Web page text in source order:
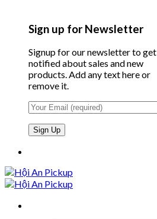
Sign up for Newsletter
Signup for our newsletter to get
notified about sales and new
products. Add any text here or
remove it.